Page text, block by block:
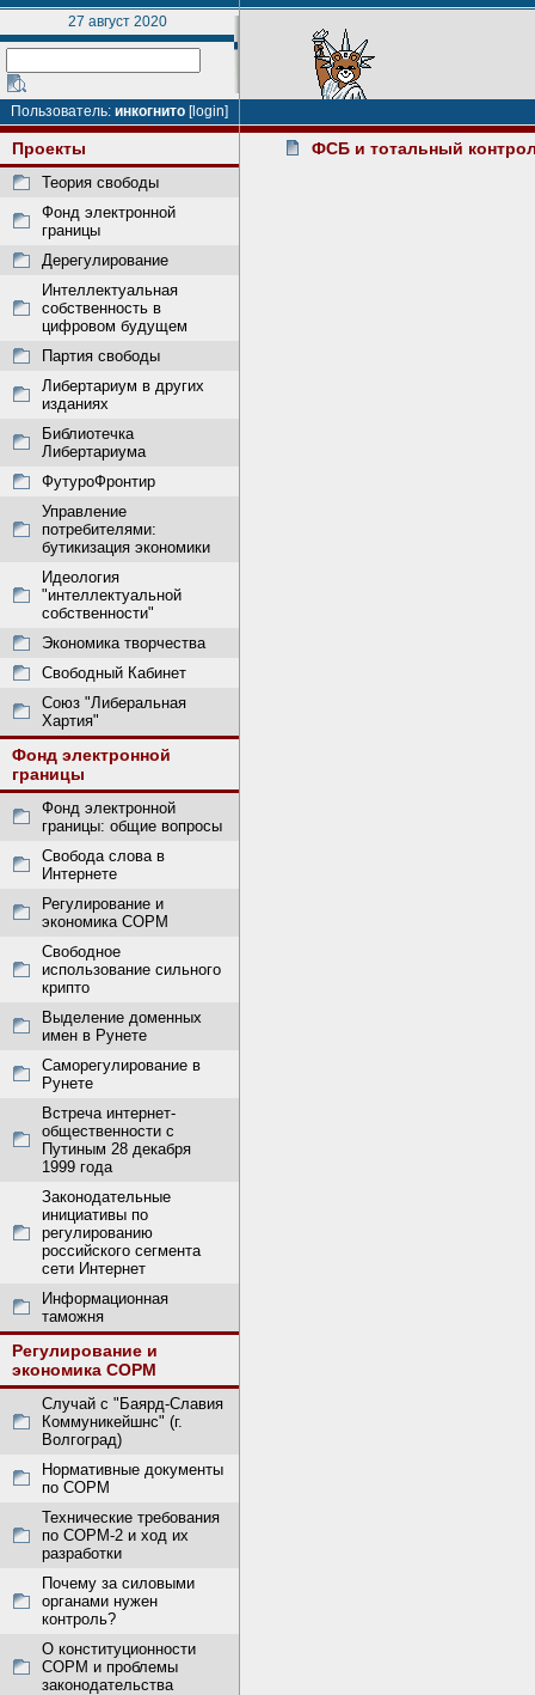
27 август 2020
Пользователь: инкогнито [login]
Проекты
Теория свободы
Фонд электронной
границы
Дерегулирование
Интеллектуальная
собственность в
цифровом будущем
Партия свободы
Либертариум в других
изданиях
Библиотечка
Либертариума
ФутуроФронтир
Управление
потребителями:
бутикизация экономики
Идеология
"интеллектуальной
собственности"
Экономика творчества
Свободный Кабинет
Союз "Либеральная
Хартия"
Фонд электронной
границы
Фонд электронной
границы: общие вопросы
Свобода слова в
Интернете
Регулирование и
экономика СОРМ
Свободное
использование сильного
крипто
Выделение доменных
имен в Рунете
Саморегулирование в
Рунете
Встреча интернет-
общественности с
Путиным 28 декабря
1999 года
Законодательные
инициативы по
регулированию
российского сегмента
сети Интернет
Информационная
таможня
Регулирование и
экономика СОРМ
Случай с "Баярд-Славия
Коммуникейшнс" (г.
Волгоград)
Нормативные документы
по СОРМ
Технические требования
по СОРМ-2 и ход их
разработки
Почему за силовыми
органами нужен
контроль?
О конституционности
СОРМ и проблемы
законодательства
ФСБ и тотальный